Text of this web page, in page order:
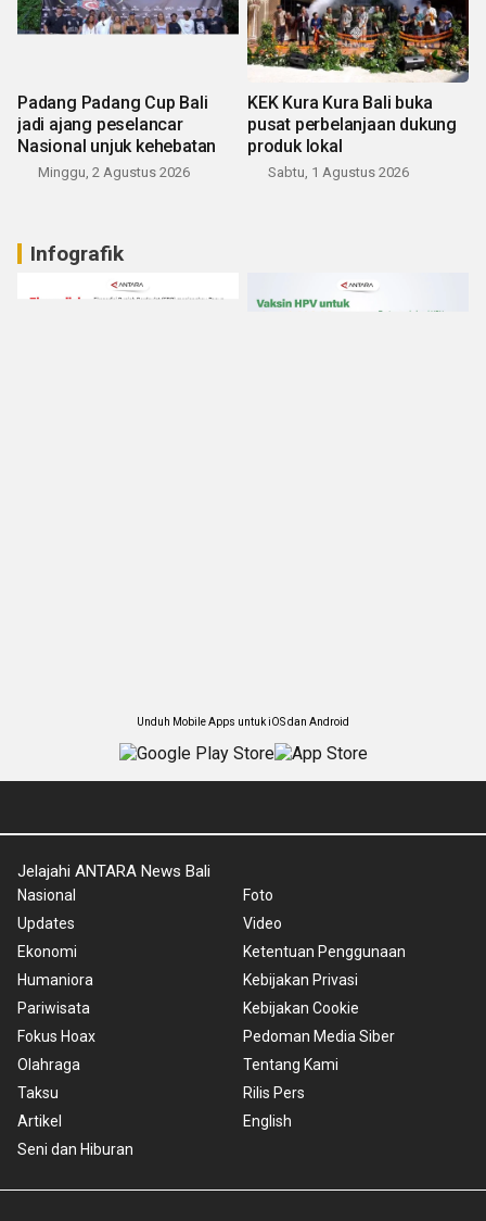
Padang Padang Cup Bali
jadi ajang peselancar
Nasional unjuk kehebatan
Minggu, 2 Agustus 2026
KEK Kura Kura Bali buka
pusat perbelanjaan dukung
produk lokal
Sabtu, 1 Agustus 2026
Infografik
Unduh Mobile Apps untuk iOS dan Android
Jelajahi ANTARA News Bali
Nasional
Updates
Ekonomi
Humaniora
Pariwisata
Fokus Hoax
Olahraga
Taksu
Artikel
Seni dan Hiburan
Foto
Video
Ketentuan Penggunaan
Kebijakan Privasi
Kebijakan Cookie
Pedoman Media Siber
Tentang Kami
Rilis Pers
English